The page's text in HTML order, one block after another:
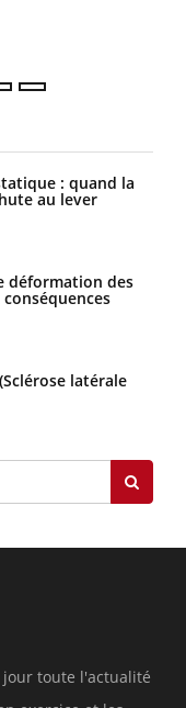
: quand la
au lever
déformation des
latérale
jour toute l'actualité